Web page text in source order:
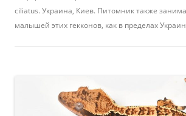
ciliatus. Украина, Киев. Питомник также
малышей этих гекконов, как в пределах